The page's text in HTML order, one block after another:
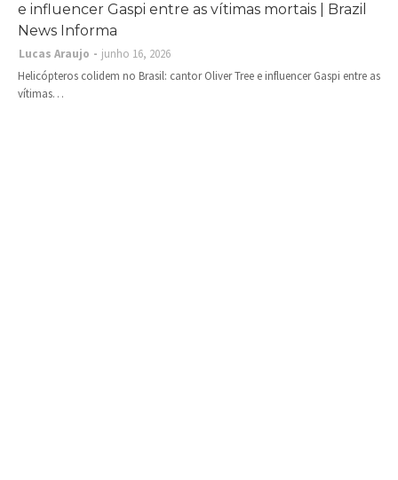
e influencer Gaspi entre as vítimas mortais | Brazil
News Informa
Lucas Araujo
junho 16, 2026
Helicópteros colidem no Brasil: cantor Oliver Tree e influencer Gaspi entre as
vítimas…